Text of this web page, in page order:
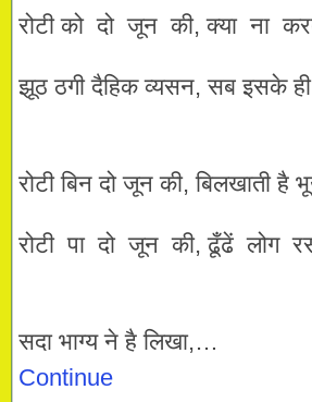
रोटी को दो जून की, क्या ना
झूठ ठगी दैहिक व्यसन, सब इसके
रोटी बिन दो जून की, बिलखाती है
रोटी पा दो जून की, ढूँढें लोग
सदा भाग्य ने है लिखा,…
Continue